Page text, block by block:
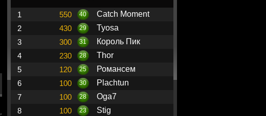
1 550 40
Catch Moment
2
430 29
Tyosa
3
300 31
Король Пик
4
230 28
Thor
5
120 25
Романсем
6
100 30
Plachtun
7
100 28
Oga7
8
100 23
Stig